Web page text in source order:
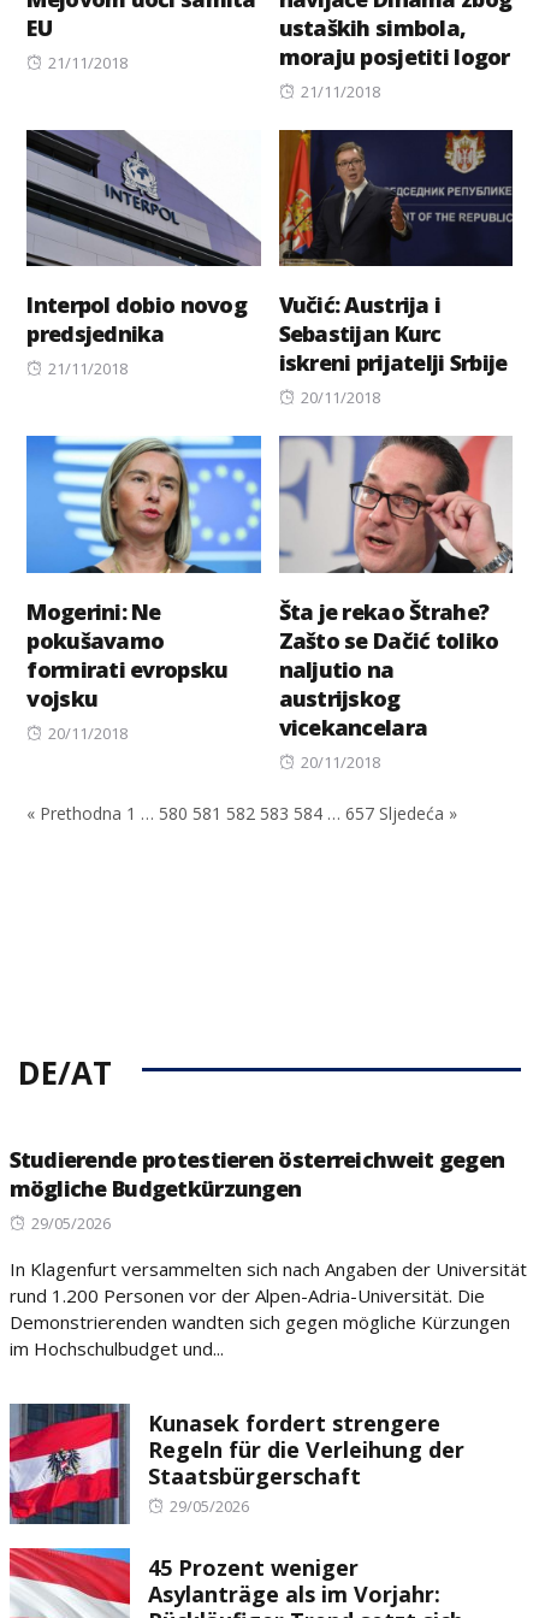
EU
Posted
21/11/2018
ustaških simbola,
moraju posjetiti logor
Posted
21/11/2018
Interpol dobio novog
predsjednika
Posted
21/11/2018
Vučić: Austrija i
Sebastijan Kurc
iskreni prijatelji Srbije
Posted
20/11/2018
Mogerini: Ne
pokušavamo
formirati evropsku
vojsku
Posted
20/11/2018
Šta je rekao Štrahe?
Zašto se Dačić toliko
naljutio na
austrijskog
vicekancelara
Posted
20/11/2018
« Prethodna 1 … 580 581 582 583 584 … 657 Sljedeća »
DE/AT
Studierende protestieren österreichweit gegen
mögliche Budgetkürzungen
Posted
29/05/2026
In Klagenfurt versammelten sich nach Angaben der Universität
rund 1.200 Personen vor der Alpen-Adria-Universität. Die
Demonstrierenden wandten sich gegen mögliche Kürzungen
im Hochschulbudget und...
Kunasek fordert strengere
Regeln für die Verleihung der
Staatsbürgerschaft
Posted
29/05/2026
45 Prozent weniger
Asylanträge als im Vorjahr: